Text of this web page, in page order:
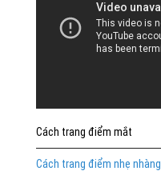
Cách trang điểm mắt
Cách trang điểm nhẹ nhàng